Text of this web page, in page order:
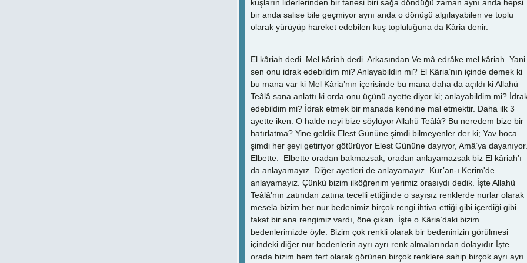
kuşların liderlerinden bir tanesi biri sağa döndüğü zaman aynı anda hepsi
bir anda salise bile geçmiyor aynı anda o dönüşü algılayabilen ve toplu
olarak yürüyüp hareket edebilen kuş topluluğuna da Kâria denir.
El kâriah dedi. Mel kâriah dedi. Arkasından Ve mâ edrâke mel kâriah. Yani
sen onu idrak edebildim mi? Anlayabildin mi? El Kâria’nın içinde demek ki
bu mana var ki Mel Kâria’nın içerisinde bu mana daha da açıldı ki Allahü
Teâlâ sana anlattı ki orda onu üçünü ayette diyor ki; anlayabildim mi?
edebildim mi? İdrak etmek bir manada kendine mal etmektir. Daha ilk 3
ayette iken. O halde neyi bize söylüyor Allahü Teâlâ? Bu neredem bize bir
hatırlatma? Yine geldik Elest Gününe şimdi bilmeyenler der ki; Yav hoca
şimdi her şeyi getiriyor götürüyor Elest Gününe dayıyor, Amâ’ya dayanıyor.
Elbette. Elbette oradan bakmazsak, oradan anlayamazsak biz El kâriah’ı
da anlayamayız. Diğer ayetleri de anlayamayız. Kur’an-ı Kerim'de
anlayamayız. Çünkü bizim ilköğrenim yerimiz orasıydı dedik. İşte Allahü
Teâlâ'nın zatından zatına tecelli ettiğinde o sayısız renklerde nurlar olarak
mesela bizim her nur bedenimiz birçok rengi ihtiva ettiği gibi içerdiği gibi
fakat bir ana rengimiz vardı, öne çıkan. İşte o Kâria’daki bizim
bedenlerimizde öyle. Bizim çok renkli olarak bir bedeninizin görülmesi
içindeki diğer nur bedenlerin ayrı ayrı renk almalarından dolayıdır İşte
orada bizim hem fert olarak görünen birçok renklere sahip birçok ayrı ayrı